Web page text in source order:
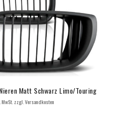
Matt Schwarz Limo/Touring
zzgl. Versandkosten